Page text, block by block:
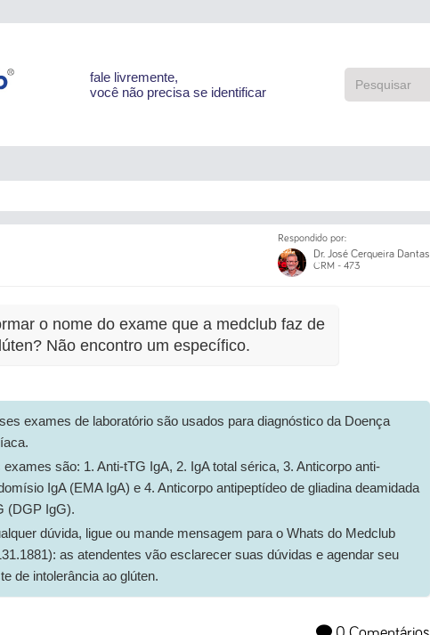
fale livremente,
você não precisa se identificar
Respondido por:
Dr. José Cerqueira Dantas
CRM - 473
o nome do exame que a medclub faz de
Não encontro um específico.
exames de laboratório são usados para diagnóstico da Doença
exames são: 1. Anti-tTG IgA, 2. IgA total sérica, 3. Anticorpo anti-
IgA (EMA IgA) e 4. Anticorpo antipeptídeo de gliadina deamidada
(DGP IgG).
dúvida, ligue ou mande mensagem para o Whats do Medclub
as atendentes vão esclarecer suas dúvidas e agendar seu
de intolerância ao glúten.